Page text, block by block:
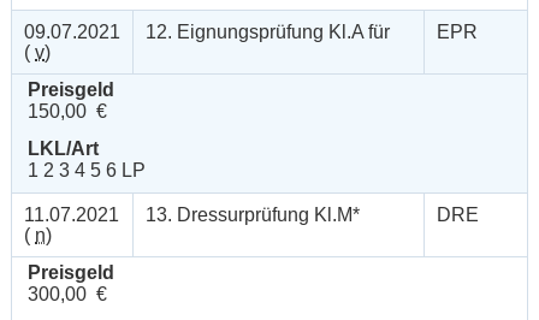
09.07.2021
( v)
12. Eignungsprüfung Kl.A für EPR
Preisgeld
150,00 €
LKL/Art
1 2 3 4 5 6 LP
11.07.2021
( n)
13. Dressurprüfung Kl.M* DRE
Preisgeld
300,00 €